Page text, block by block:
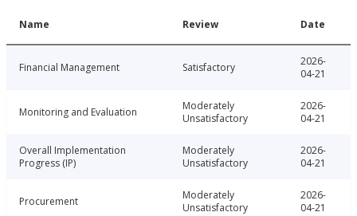
Name Review Date
Financial Management Satisfactory
2026-
04-21
Monitoring and Evaluation
Moderately
Unsatisfactory
2026-
04-21
Overall Implementation
Progress (IP)
Moderately
Unsatisfactory
2026-
04-21
Procurement
Moderately
Unsatisfactory
2026-
04-21